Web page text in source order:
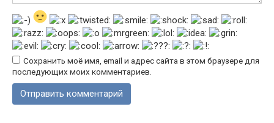
Сохранить моё имя, email и адрес сайта в этом браузере для
последующих моих комментариев.